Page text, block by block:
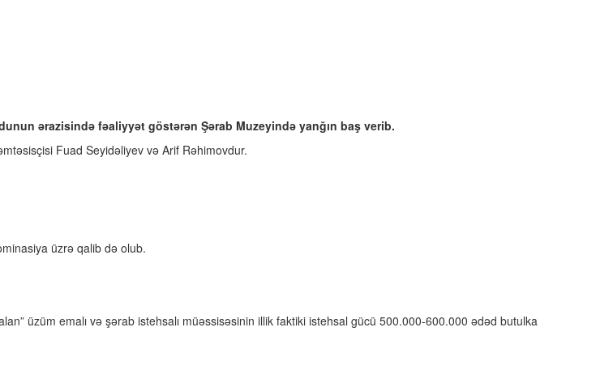
ərazisində fəaliyyət göstərən Şərab Muzeyində yanğın baş verib.
Fuad Seyidəliyev və Arif Rəhimovdur.
üzrə qalib də olub.
üzüm emalı və şərab istehsalı müəssisəsinin illik faktiki istehsal gücü 500.000-600.000 ədəd butulka